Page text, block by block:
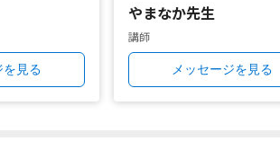
を見る
やまなか先生
講師
メッセージを見る